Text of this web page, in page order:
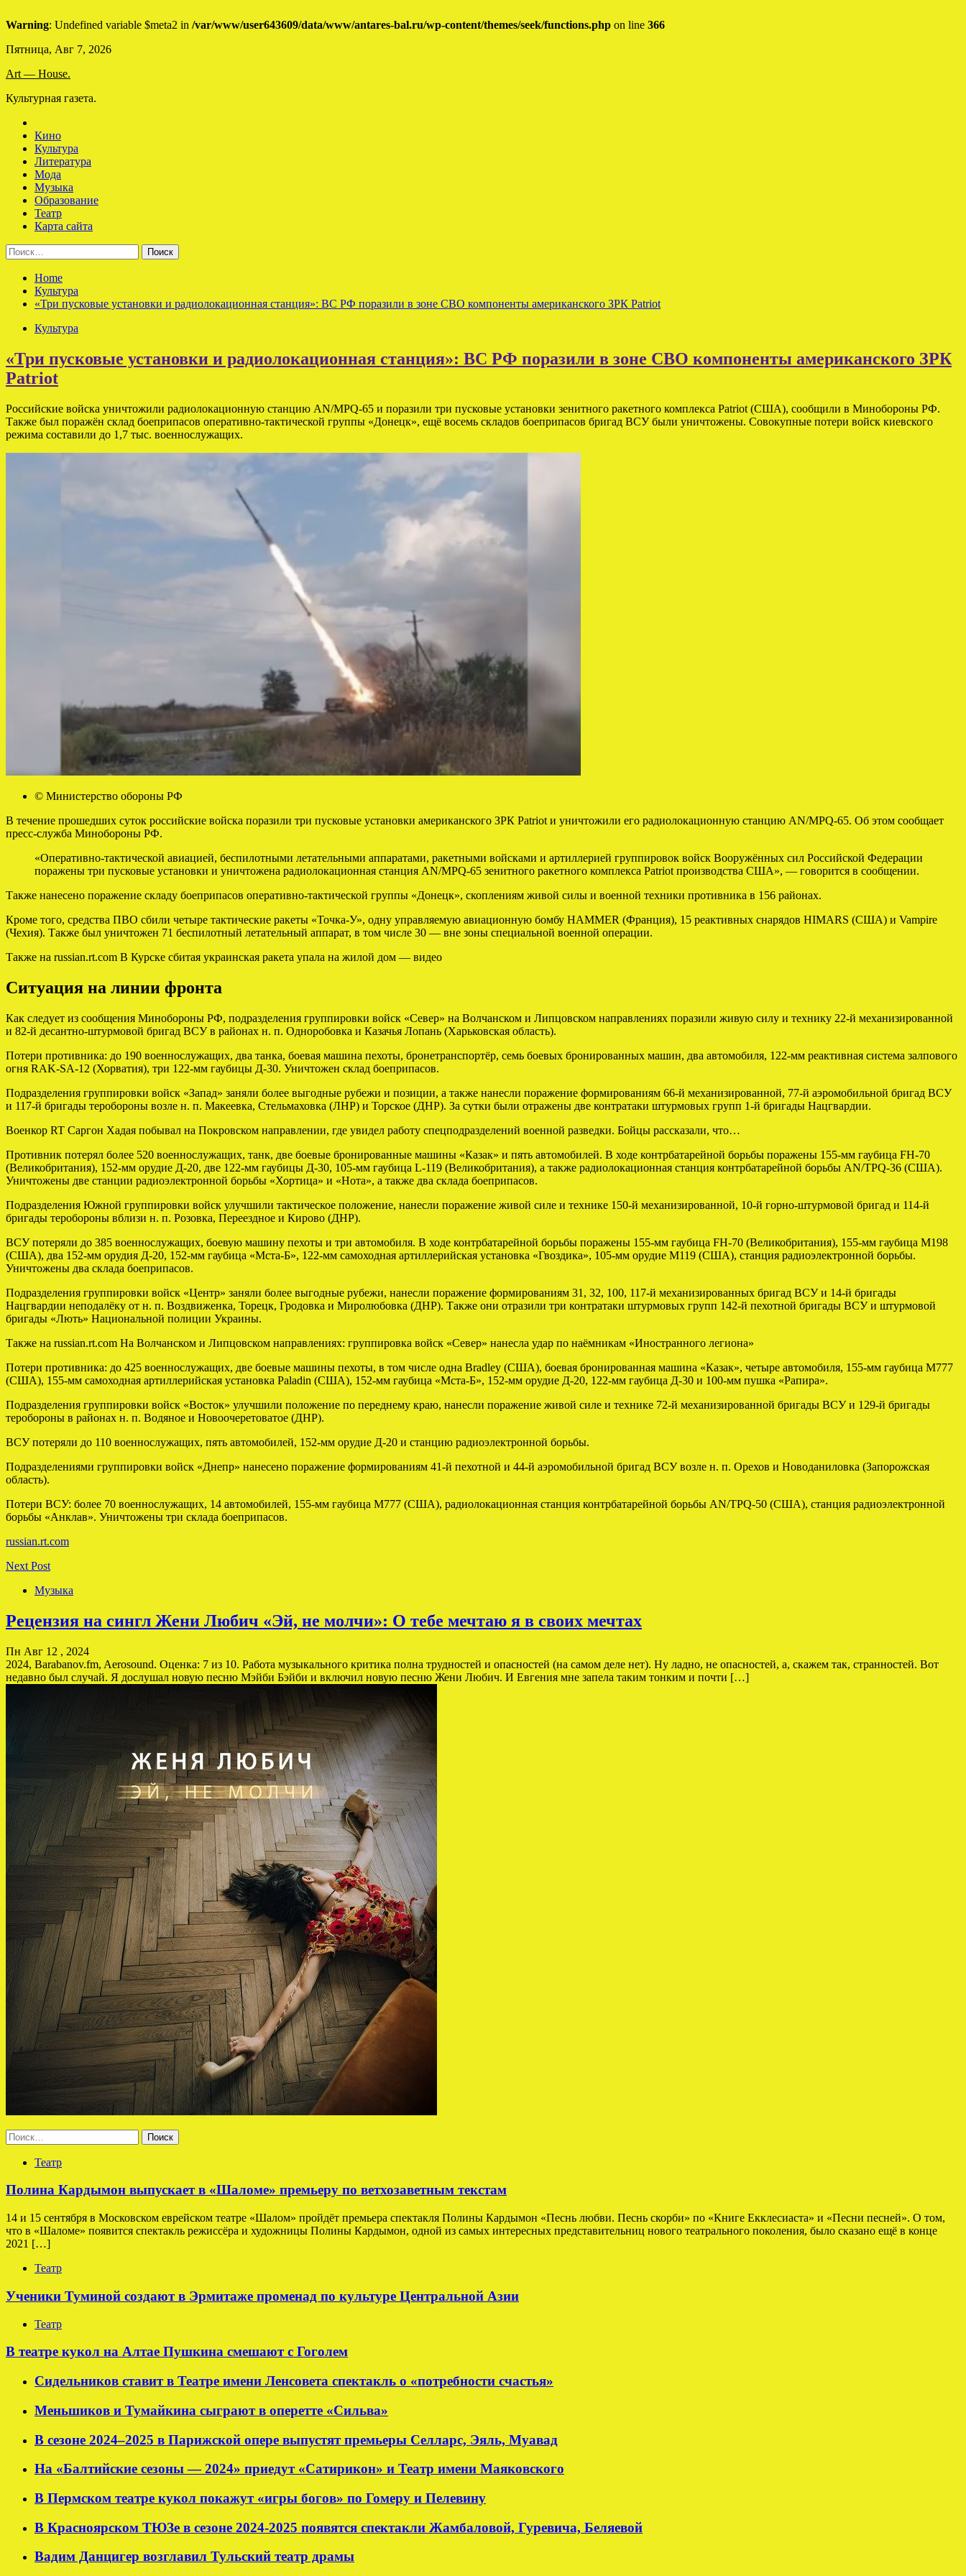
Warning: Undefined variable $meta2 in /var/www/user643609/data/www/antares-bal.ru/wp-content/themes/seek/functions.php on line 366
Skip
content
Пятница, Авг 7, 2026
Art — House.
Культурная газета.
Кино
Культура
Литература
Мода
Музыка
Образование
Театр
Карта сайта
Найти:
Home
Культура
«Три пусковые установки и радиолокационная станция»: ВС РФ поразили в зоне СВО компоненты американского ЗРК Patriot
Культура
«Три пусковые установки и радиолокационная станция»: ВС РФ поразили в зоне СВО компоненты американского ЗРК
Patriot
Российские войска уничтожили радиолокационную станцию AN/МPQ-65 и поразили три пусковые установки зенитного ракетного комплекса Patriot (США), сообщили в Минобороны РФ.
Также был поражён склад боеприпасов оперативно-тактической группы «Донецк», ещё восемь складов боеприпасов бригад ВСУ были уничтожены. Совокупные потери войск киевского
режима составили до 1,7 тыс. военнослужащих.
© Министерство обороны РФ
В течение прошедших суток российские войска поразили три пусковые установки американского ЗРК Patriot и уничтожили его радиолокационную станцию AN/МPQ-65. Об этом сообщает
пресс-служба Минобороны РФ.
«Оперативно-тактической авиацией, беспилотными летательными аппаратами, ракетными войсками и артиллерией группировок войск Вооружённых сил Российской Федерации
поражены три пусковые установки и уничтожена радиолокационная станция AN/МPQ-65 зенитного ракетного комплекса Patriot производства США», — говорится в сообщении.
Также нанесено поражение складу боеприпасов оперативно-тактической группы «Донецк», скоплениям живой силы и военной техники противника в 156 районах.
Кроме того, средства ПВО сбили четыре тактические ракеты «Точка-У», одну управляемую авиационную бомбу HAMMER (Франция), 15 реактивных снарядов HIMARS (США) и Vampire
(Чехия). Также был уничтожен 71 беспилотный летательный аппарат, в том числе 30 — вне зоны специальной военной операции.
Также на russian.rt.com В Курске сбитая украинская ракета упала на жилой дом — видео
Ситуация на линии фронта
Как следует из сообщения Минобороны РФ, подразделения группировки войск «Север» на Волчанском и Липцовском направлениях поразили живую силу и технику 22-й механизированной
и 82-й десантно-штурмовой бригад ВСУ в районах н. п. Одноробовка и Казачья Лопань (Харьковская область).
Потери противника: до 190 военнослужащих, два танка, боевая машина пехоты, бронетранспортёр, семь боевых бронированных машин, два автомобиля, 122-мм реактивная система залпового
огня RAK-SA-12 (Хорватия), три 122-мм гаубицы Д-30. Уничтожен склад боеприпасов.
Подразделения группировки войск «Запад» заняли более выгодные рубежи и позиции, а также нанесли поражение формированиям 66-й механизированной, 77-й аэромобильной бригад ВСУ
и 117-й бригады теробороны возле н. п. Макеевка, Стельмаховка (ЛНР) и Торское (ДНР). За сутки были отражены две контратаки штурмовых групп 1-й бригады Нацгвардии.
Военкор RT Саргон Хадая побывал на Покровском направлении, где увидел работу спецподразделений военной разведки. Бойцы рассказали, что…
Противник потерял более 520 военнослужащих, танк, две боевые бронированные машины «Казак» и пять автомобилей. В ходе контрбатарейной борьбы поражены 155-мм гаубица FH-70
(Великобритания), 152-мм орудие Д-20, две 122-мм гаубицы Д-30, 105-мм гаубица L-119 (Великобритания), а также радиолокационная станция контрбатарейной борьбы AN/TPQ-36 (США).
Уничтожены две станции радиоэлектронной борьбы «Хортица» и «Нота», а также два склада боеприпасов.
Подразделения Южной группировки войск улучшили тактическое положение, нанесли поражение живой силе и технике 150-й механизированной, 10-й горно-штурмовой бригад и 114-й
бригады теробороны вблизи н. п. Розовка, Переездное и Кирово (ДНР).
ВСУ потеряли до 385 военнослужащих, боевую машину пехоты и три автомобиля. В ходе контрбатарейной борьбы поражены 155-мм гаубица FH-70 (Великобритания), 155-мм гаубица М198
(США), два 152-мм орудия Д-20, 152-мм гаубица «Мста-Б», 122-мм самоходная артиллерийская установка «Гвоздика», 105-мм орудие М119 (США), станция радиоэлектронной борьбы.
Уничтожены два склада боеприпасов.
Подразделения группировки войск «Центр» заняли более выгодные рубежи, нанесли поражение формированиям 31, 32, 100, 117-й механизированных бригад ВСУ и 14-й бригады
Нацгвардии неподалёку от н. п. Воздвиженка, Торецк, Гродовка и Миролюбовка (ДНР). Также они отразили три контратаки штурмовых групп 142-й пехотной бригады ВСУ и штурмовой
бригады «Лють» Национальной полиции Украины.
Также на russian.rt.com На Волчанском и Липцовском направлениях: группировка войск «Север» нанесла удар по наёмникам «Иностранного легиона»
Потери противника: до 425 военнослужащих, две боевые машины пехоты, в том числе одна Bradley (США), боевая бронированная машина «Казак», четыре автомобиля, 155-мм гаубица М777
(США), 155-мм самоходная артиллерийская установка Paladin (США), 152-мм гаубица «Мста-Б», 152-мм орудие Д-20, 122-мм гаубица Д-30 и 100-мм пушка «Рапира».
Подразделения группировки войск «Восток» улучшили положение по переднему краю, нанесли поражение живой силе и технике 72-й механизированной бригады ВСУ и 129-й бригады
теробороны в районах н. п. Водяное и Новоочеретоватое (ДНР).
ВСУ потеряли до 110 военнослужащих, пять автомобилей, 152-мм орудие Д-20 и станцию радиоэлектронной борьбы.
Подразделениями группировки войск «Днепр» нанесено поражение формированиям 41-й пехотной и 44-й аэромобильной бригад ВСУ возле н. п. Орехов и Новоданиловка (Запорожская
область).
Потери ВСУ: более 70 военнослужащих, 14 автомобилей, 155-мм гаубица М777 (США), радиолокационная станция контрбатарейной борьбы AN/TPQ-50 (США), станция радиоэлектронной
борьбы «Анклав». Уничтожены три склада боеприпасов.
russian.rt.com
Next Post
Музыка
Рецензия на сингл Жени Любич «Эй, не молчи»: О тебе мечтаю я в своих мечтах
Пн Авг 12 , 2024
2024, Barabanov.fm, Aerosound. Оценка: 7 из 10. Работа музыкального критика полна трудностей и опасностей (на самом деле нет). Ну ладно, не опасностей, а, скажем так, странностей. Вот
недавно был случай. Я дослушал новую песню Мэйби Бэйби и включил новую песню Жени Любич. И Евгения мне запела таким тонким и почти […]
Найти:
Театр
Полина Кардымон выпускает в «Шаломе» премьеру по ветхозаветным текстам
14 и 15 сентября в Московском еврейском театре «Шалом» пройдёт премьера спектакля Полины Кардымон «Песнь любви. Песнь скорби» по «Книге Екклесиаста» и «Песни песней». О том,
что в «Шаломе» появится спектакль режиссёра и художницы Полины Кардымон, одной из самых интересных представительниц нового театрального поколения, было сказано ещё в конце
2021 […]
Театр
Ученики Туминой создают в Эрмитаже променад по культуре Центральной Азии
Театр
В театре кукол на Алтае Пушкина смешают с Гоголем
Сидельников ставит в Театре имени Ленсовета спектакль о «потребности счастья»
Меньшиков и Тумайкина сыграют в оперетте «Сильва»
В сезоне 2024–2025 в Парижской опере выпустят премьеры Селларс, Эяль, Муавад
На «Балтийские сезоны — 2024» приедут «Сатирикон» и Театр имени Маяковского
В Пермском театре кукол покажут «игры богов» по Гомеру и Пелевину
В Красноярском ТЮЗе в сезоне 2024-2025 появятся спектакли Жамбаловой, Гуревича, Беляевой
Вадим Данцигер возглавил Тульский театр драмы